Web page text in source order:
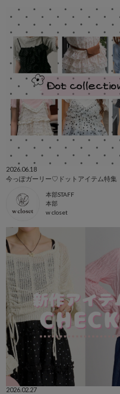
2026.06.18
今っぽガーリー♡ドットアイテム特集
本部STAFF
本部
w closet
2026.02.27